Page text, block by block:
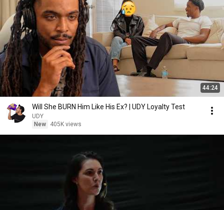
44:24
Will She BURN Him Like His Ex? | UDY Loyalty Test
UDY
New
405K views